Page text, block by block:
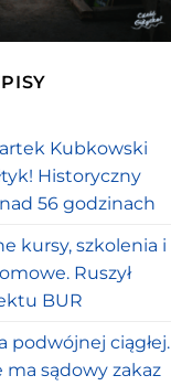
Kubkowski
Historyczny
56 godzinach
kursy, szkolenia i
Ruszył
BUR
podwójnej ciągłej.
ma sądowy zakaz